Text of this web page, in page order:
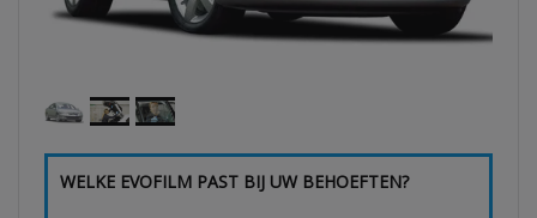
WELKE EVOFILM PAST BIJ UW BEHOEFTEN?